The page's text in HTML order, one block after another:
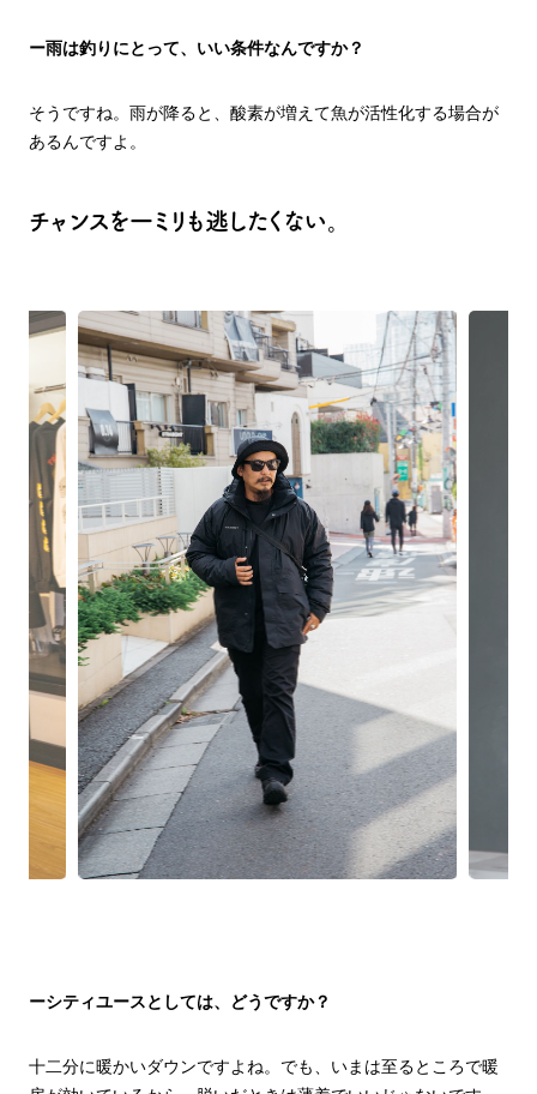
ー雨は釣りにとって、いい条件なんですか？
そうですね。雨が降ると、酸素が増えて魚が活性化する場合が
あるんですよ。
チャンスを一ミリも逃したくない。
ーシティユースとしては、どうですか？
十二分に暖かいダウンですよね。でも、いまは至るところで暖